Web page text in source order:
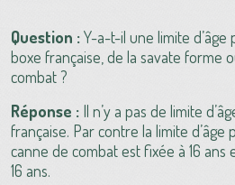
Question :Y-a-t-il une limite
boxe française, de la savate forme
combat ?
Réponse : Il n’y a pas de limite
française. Par contre la limite d’âge
canne de combat est fixée à 16
16 ans.